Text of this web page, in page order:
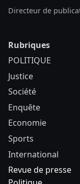
Directeur de
Rubriques
POLITIQUE
Justice
Société
Enquête
Economie
Sports
International
Revue de presse